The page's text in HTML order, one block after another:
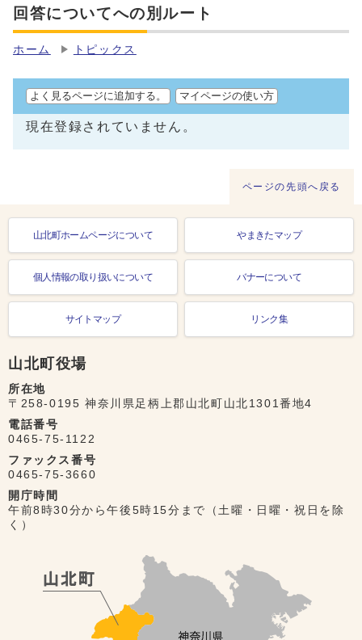
回答についてへの別ルート
ホーム トピックス
よく見るページに追加する。 マイページの使い方
現在登録されていません。
ページの先頭へ戻る
山北町ホームページについて やまきたマップ
個人情報の取り扱いについて バナーについて
サイトマップ リンク集
山北町役場
所在地
〒258-0195 神奈川県足柄上郡山北町山北1301番地4
電話番号
0465-75-1122
ファックス番号
0465-75-3660
開庁時間
午前8時30分から午後5時15分まで（土曜・日曜・祝日を除
く）